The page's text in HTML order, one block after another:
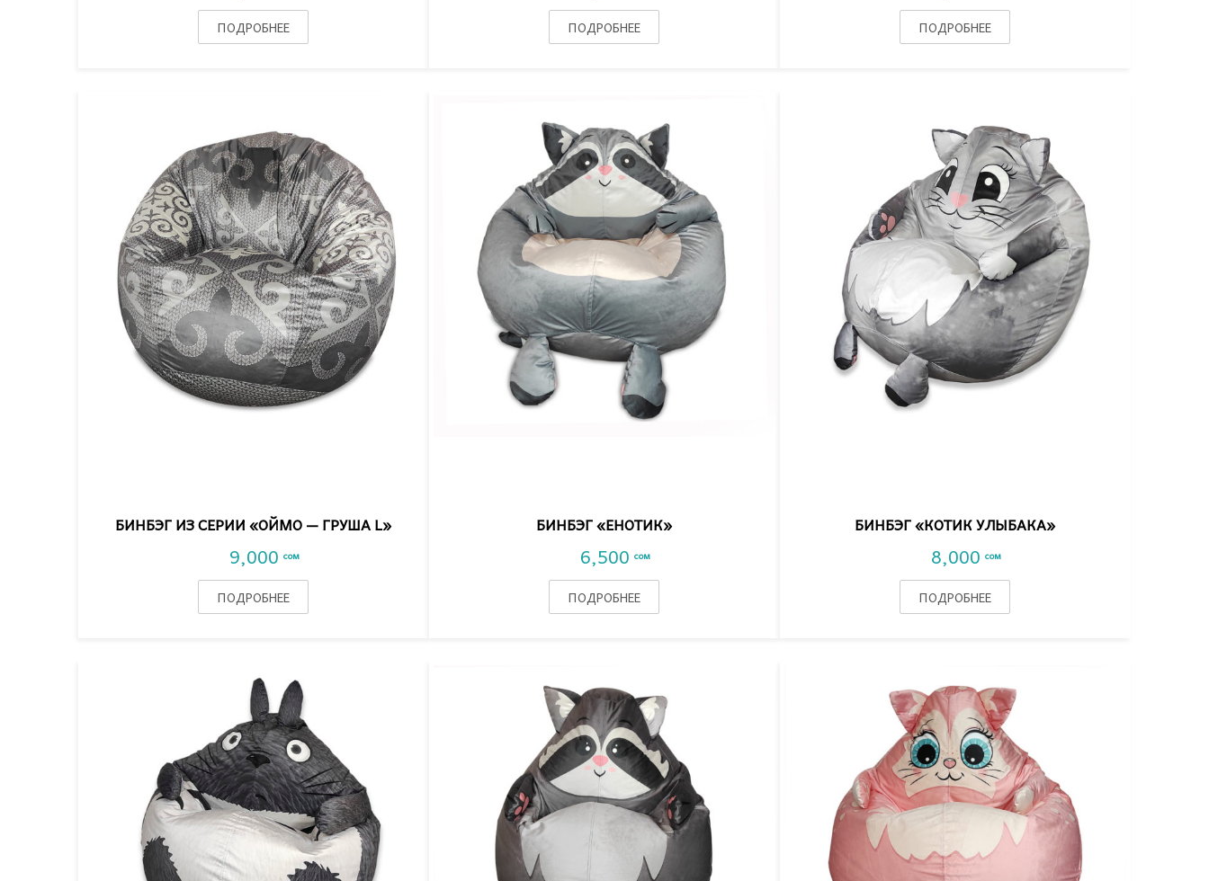
ПОДРОБНЕЕ ПОДРОБНЕЕ ПОДРОБНЕЕ
БИНБЭГ ИЗ СЕРИИ «ОЙМО — ГРУША L»
9,000сом
ПОДРОБНЕЕ
БИНБЭГ «ЕНОТИК»
6,500сом
ПОДРОБНЕЕ
БИНБЭГ «КОТИК УЛЫБАКА»
8,000сом
ПОДРОБНЕЕ